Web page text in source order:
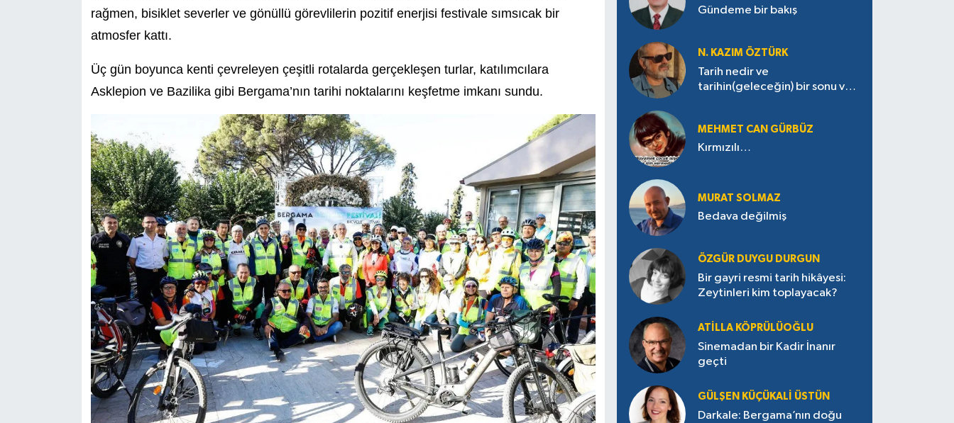
rağmen, bisiklet severler ve gönüllü görevlilerin pozitif enerjisi festivale sımsıcak bir
atmosfer kattı.
Üç gün boyunca kenti çevreleyen çeşitli rotalarda gerçekleşen turlar, katılımcılara
Asklepion ve Bazilika gibi Bergama’nın tarihi noktalarını keşfetme imkanı sundu.
Gündeme bir bakış
N. KAZIM ÖZTÜRK
Tarih nedir ve
tarihin(geleceğin) bir sonu var
MEHMET CAN GÜRBÜZ
Kırmızılı…
MURAT SOLMAZ
Bedava değilmiş
ÖZGÜR DUYGU DURGUN
Bir gayri resmi tarih hikâyesi:
Zeytinleri kim toplayacak?
ATILLA KÖPRÜLÜOĞLU
Sinemadan bir Kadir İnanır
geçti
GÜLŞEN KÜÇÜKALI ÜSTÜN
Darkale: Bergama’nın doğu